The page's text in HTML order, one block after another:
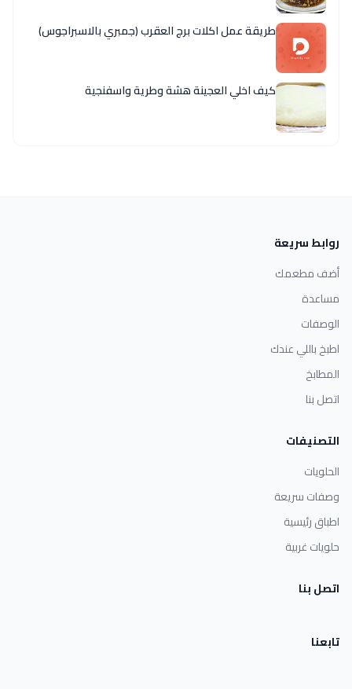
طريقة عمل اكلات برج العقرب (جمبري بالاسبراجوس)
كيف اخلي العجينة هشة وطرية واسفنجية
روابط سريعة
أضف مطعمك
مساعدة
الوصفات
اطبخ باللي عندك
المطابخ
اتصل بنا
التصنيفات
الحلويات
وصفات سريعة
اطباق رئيسية
حلويات غربية
اتصل بنا
تابعنا